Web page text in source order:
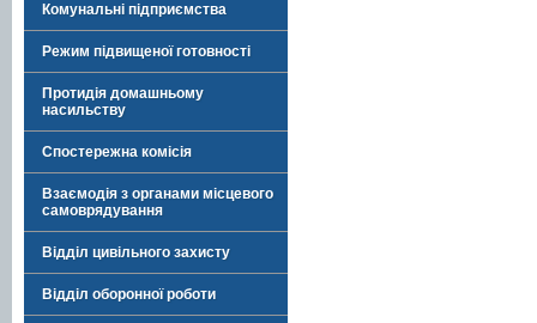
Комунальні підприємства
Режим підвищеної готовності
Протидія домашньому
насильству
Спостережна комісія
Взаємодія з органами місцевого
самоврядування
Відділ цивільного захисту
Відділ оборонної роботи